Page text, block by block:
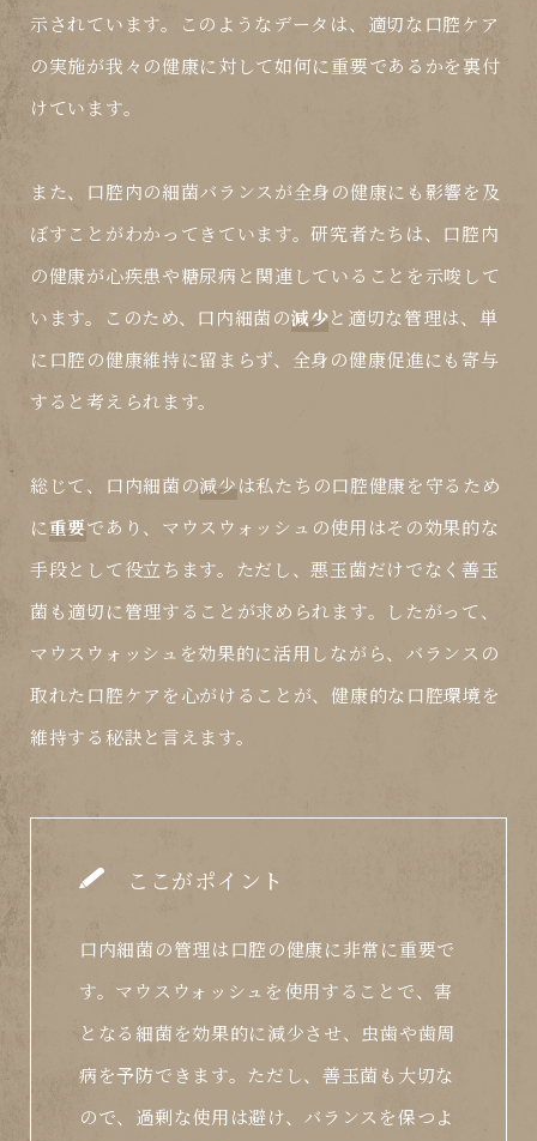
示されています。このようなデータは、適切な口腔ケア
の実施が我々の健康に対して如何に重要であるかを裏付
けています。
また、口腔内の細菌バランスが全身の健康にも影響を及
ぼすことがわかってきています。研究者たちは、口腔内
の健康が心疾患や糖尿病と関連していることを示唆して
います。このため、口内細菌の減少と適切な管理は、単
に口腔の健康維持に留まらず、全身の健康促進にも寄与
すると考えられます。
総じて、口内細菌の減少は私たちの口腔健康を守るため
に重要であり、マウスウォッシュの使用はその効果的な
手段として役立ちます。ただし、悪玉菌だけでなく善玉
菌も適切に管理することが求められます。したがって、
マウスウォッシュを効果的に活用しながら、バランスの
取れた口腔ケアを心がけることが、健康的な口腔環境を
維持する秘訣と言えます。
ここがポイント
口内細菌の管理は口腔の健康に非常に重要で
す。マウスウォッシュを使用することで、害
となる細菌を効果的に減少させ、虫歯や歯周
病を予防できます。ただし、善玉菌も大切な
ので、過剰な使用は避け、バランスを保つよ